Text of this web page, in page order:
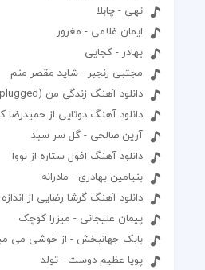
تهی - چابلا
ایمان غلامی - مغرور
بهادر - کجایی
مجتبی رنجبر - شاید مقصر منم
دانلود آهنگ زندگی من (Unplugged) از مهرداد سالک
دانلود آهنگ دوتایی از حمیدرضا
آرین صالحی - گل سر سبد
دانلود آهنگ افول ستاره از نووا
بنیامین بهادری - مادرانه
دانلود آهنگ گرشا رضایی از
پیمان علیجانی - میزرا کوچک
بابک جهانبخش - از خوشی می
پویا عظیم دوست - تولد